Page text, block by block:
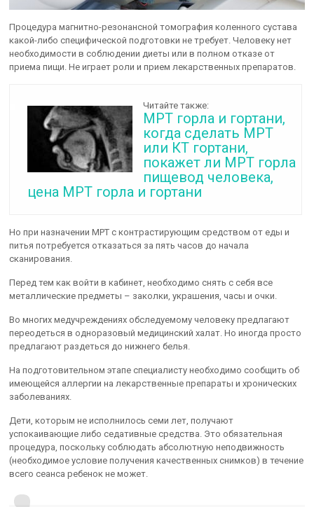
Процедура магнитно-резонансной томография коленного сустава
какой-либо специфической подготовки не требует. Человеку нет
необходимости в соблюдении диеты или в полном отказе от
приема пищи. Не играет роли и прием лекарственных препаратов.
Читайте также:
МРТ горла и гортани,
когда сделать МРТ
или КТ гортани,
покажет ли МРТ горла
пищевод человека,
цена МРТ горла и гортани
Но при назначении МРТ с контрастирующим средством от еды и
питья потребуется отказаться за пять часов до начала
сканирования.
Перед тем как войти в кабинет, необходимо снять с себя все
металлические предметы – заколки, украшения, часы и очки.
Во многих медучреждениях обследуемому человеку предлагают
переодеться в одноразовый медицинский халат. Но иногда просто
предлагают раздеться до нижнего белья.
На подготовительном этапе специалисту необходимо сообщить об
имеющейся аллергии на лекарственные препараты и хронических
заболеваниях.
Дети, которым не исполнилось семи лет, получают
успокаивающие либо седативные средства. Это обязательная
процедура, поскольку соблюдать абсолютную неподвижность
(необходимое условие получения качественных снимков) в течение
всего сеанса ребенок не может.